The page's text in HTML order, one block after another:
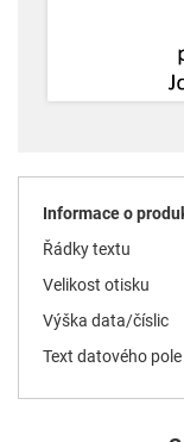
Informace o
Řádky textu
Velikost otisku
Výška data/číslic
Text datového pole